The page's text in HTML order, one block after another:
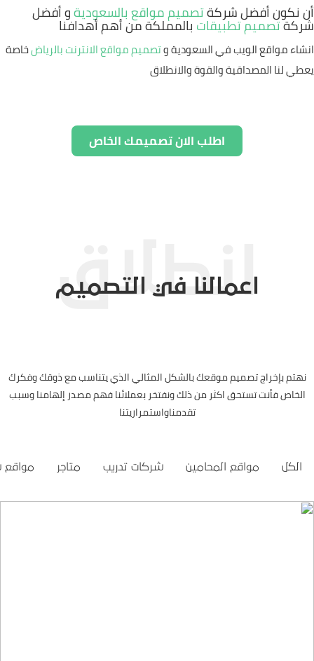
أن نكون أفضل شركةتصميم مواقع بالسعوديةو أفضل
شركةتصميم تطبيقات بالمملكة من أهم أهدافنا
انشاء مواقع الويب في السعودية وتصميم مواقع الانترنت بالرياضخاصة
يعطي لنا المصداقية والقوة والانطلاق
اطلب الان تصميمك الخاص
اعمالنا في التصميم
نهتم بإخراج تصميم موقعك بالشكل المثالي الذي يتناسب مع ذوقك وفكرك
الخاص فأنت تستحق اكثر من ذلك ونفتخر بعملائنا فهم مصدر إلهامنا وسبب
تقدمناواستمراريتنا
الكل مواقع المحامين شركات تدريب متاجر مواقع